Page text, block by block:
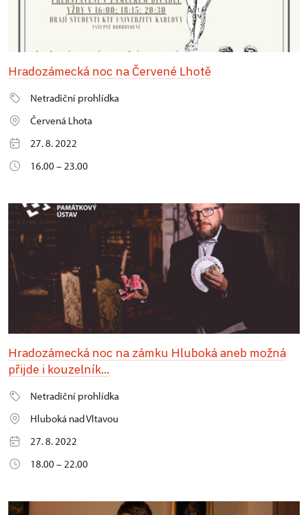
Hradozámecká noc na Červené Lhotě
Netradiční prohlídka
Červená Lhota
27. 8. 2022
16.00 – 23.00
Hradozámecká noc na zámku Hluboká aneb možná
přijde i kouzelník...
Netradiční prohlídka
Hluboká nad Vltavou
27. 8. 2022
18.00 – 22.00